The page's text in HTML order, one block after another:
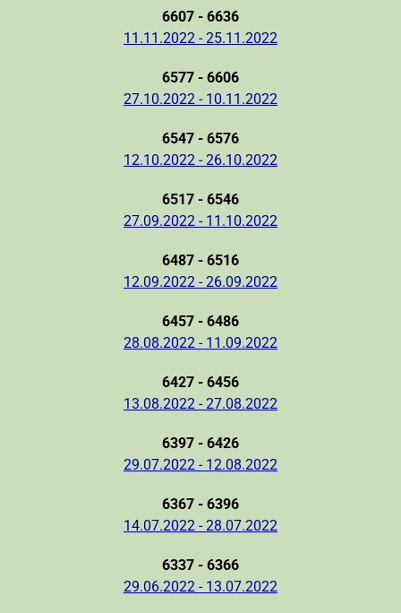
6607 - 6636
11.11.2022 - 25.11.2022
6577 - 6606
27.10.2022 - 10.11.2022
6547 - 6576
12.10.2022 - 26.10.2022
6517 - 6546
27.09.2022 - 11.10.2022
6487 - 6516
12.09.2022 - 26.09.2022
6457 - 6486
28.08.2022 - 11.09.2022
6427 - 6456
13.08.2022 - 27.08.2022
6397 - 6426
29.07.2022 - 12.08.2022
6367 - 6396
14.07.2022 - 28.07.2022
6337 - 6366
29.06.2022 - 13.07.2022